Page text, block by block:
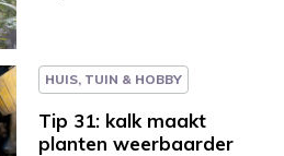
HUIS, TUIN & HOBBY
Tip 31: kalk maakt
planten weerbaarder